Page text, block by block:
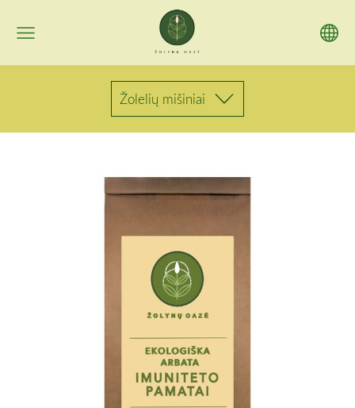
Žolelių mišiniai